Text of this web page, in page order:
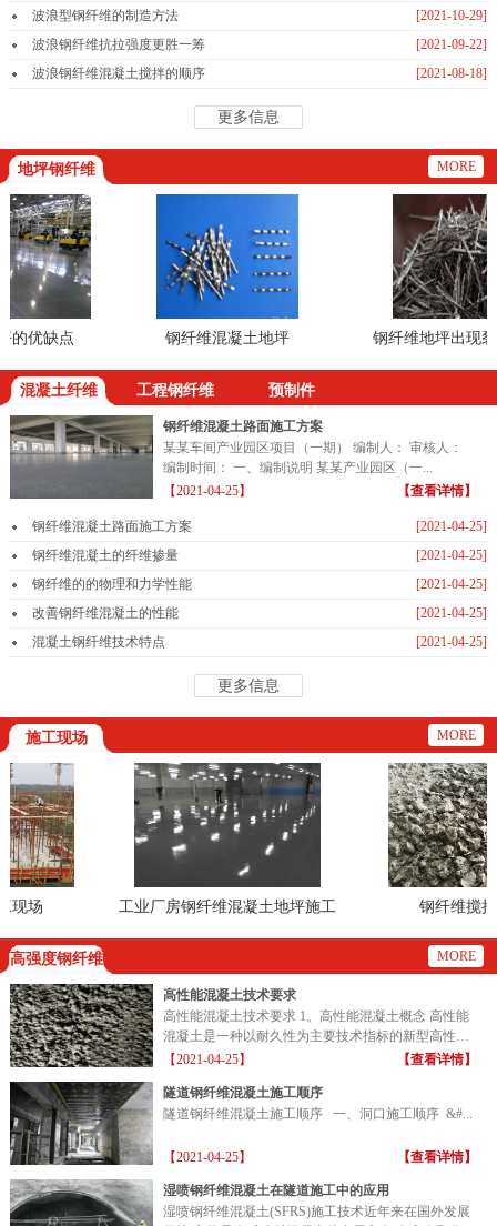
[2021-10-29]
波浪型钢纤维的制造方法
[2021-09-22]
波浪钢纤维抗拉强度更胜一筹
[2021-08-18]
波浪钢纤维混凝土搅拌的顺序
更多信息
地坪钢纤维 MORE
优缺点 钢纤维混凝土地坪 钢纤维地坪出现裂
混凝土纤维 工程钢纤维 预制件
钢纤维混凝土路面施工方案
某某车间产业园区项目（一期） 编制人： 审核人：
编制时间： 一、编制说明 某某产业园区（一...
【2021-04-25】
【查看详情】
[2021-04-25]
钢纤维混凝土路面施工方案
[2021-04-25]
钢纤维混凝土的纤维掺量
[2021-04-25]
钢纤维的的物理和力学性能
[2021-04-25]
改善钢纤维混凝土的性能
[2021-04-25]
混凝土钢纤维技术特点
更多信息
施工现场 MORE
场
工业厂房钢纤维混凝土地坪施工
钢纤维搅拌效
高强度钢纤维 MORE
高性能混凝土技术要求
高性能混凝土技术要求 1。高性能混凝土概念 高性能
混凝土是一种以耐久性为主要技术指标的新型高性能
混凝土...
【2021-04-25】 【查看详情】
隧道钢纤维混凝土施工顺序
隧道钢纤维混凝土施工顺序 一、洞口施工顺序 &#...
【2021-04-25】 【查看详情】
湿喷钢纤维混凝土在隧道施工中的应用
湿喷钢纤维混凝土(SFRS)施工技术近年来在国外发展